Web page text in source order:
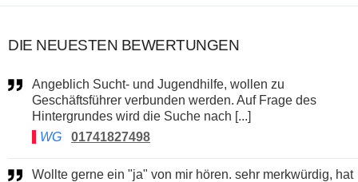
DIE NEUESTEN BEWERTUNGEN
Angeblich Sucht- und Jugendhilfe, wollen zu
Geschäftsführer verbunden werden. Auf Frage des
Hintergrundes wird die Suche nach [...]
WG
01741827498
Wollte gerne ein "ja" von mir hören. sehr merkwürdig, hat